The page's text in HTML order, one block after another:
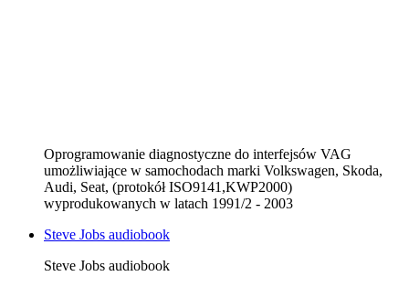
Oprogramowanie diagnostyczne do interfejsów VAG
umożliwiające w samochodach marki Volkswagen, Skoda,
Audi, Seat, (protokół ISO9141,KWP2000)
wyprodukowanych w latach 1991/2 - 2003
Steve Jobs audiobook
Steve Jobs audiobook